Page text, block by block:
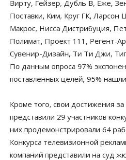
Вирту, Гейзер, Дубль В, Еже,
Поставки, Ким, Круг ГК, Ларсон
Макрос, Нисса Дистрибуция,
Полимат, Проект 111, Регент-
Сувенир-Дизайн, Ти Ти Джи,
По данным опроса 97%
поставленных целей, 95%
Кроме того, свои достижения
представили 29 участников
них продемонстрировали 64
Конкурса телевизионной
компаний представили на суд